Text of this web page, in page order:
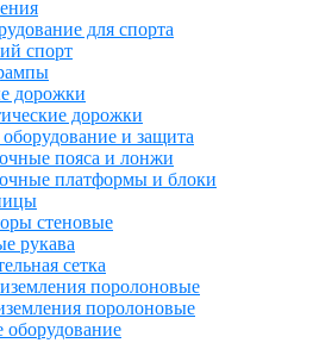
для спорта
спорт
дорожки
дорожки
и защита
пояса и лонжи
платформы и блоки
стеновые
рукава
сетка
поролоновые
поролоновые
оборудование